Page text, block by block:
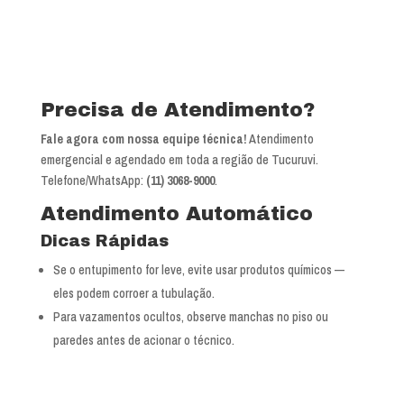
Precisa de Atendimento?
Fale agora com nossa equipe técnica!Atendimento
emergencial e agendado em toda a região de Tucuruvi.
Telefone/WhatsApp: (11) 3068-9000.
Atendimento Automático
Dicas Rápidas
Se o entupimento for leve, evite usar produtos químicos —
eles podem corroer a tubulação.
Para vazamentos ocultos, observe manchas no piso ou
paredes antes de acionar o técnico.